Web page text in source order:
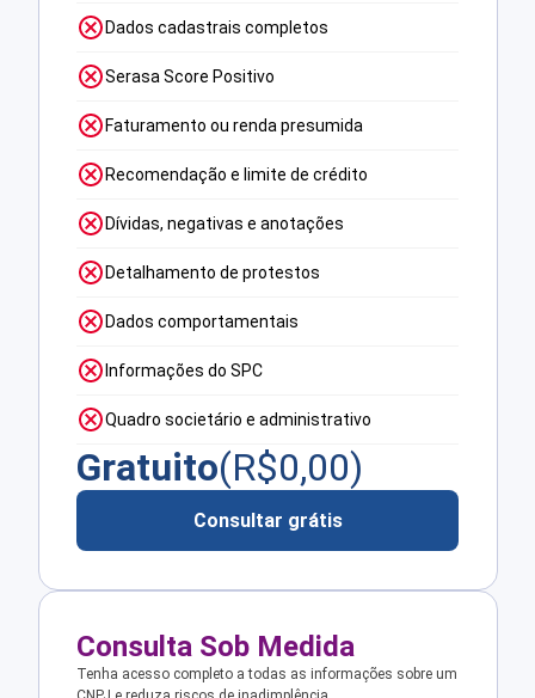
Dados cadastrais completos
Serasa Score Positivo
Faturamento ou renda presumida
Recomendação e limite de crédito
Dívidas, negativas e anotações
Detalhamento de protestos
Dados comportamentais
Informações do SPC
Quadro societário e administrativo
Gratuito(R$0,00)
Consultar grátis
Consulta Sob Medida
Tenha acesso completo a todas as informações sobre um